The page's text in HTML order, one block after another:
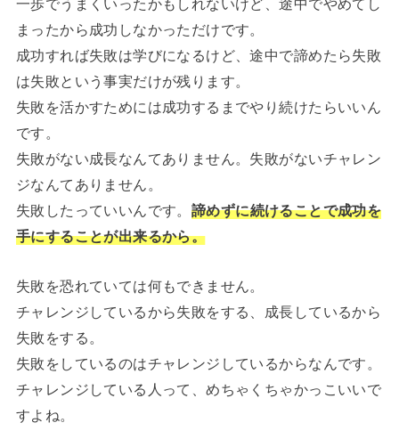
一歩でうまくいったかもしれないけど、途中でやめてし
まったから成功しなかっただけです。
成功すれば失敗は学びになるけど、途中で諦めたら失敗
は失敗という事実だけが残ります。
失敗を活かすためには成功するまでやり続けたらいいん
です。
失敗がない成長なんてありません。失敗がないチャレン
ジなんてありません。
失敗したっていいんです。 諦めずに続けることで成功を
手にすることが出来るから。
失敗を恐れていては何もできません。
チャレンジしているから失敗をする、成長しているから
失敗をする。
失敗をしているのはチャレンジしているからなんです。
チャレンジしている人って、めちゃくちゃかっこいいで
すよね。